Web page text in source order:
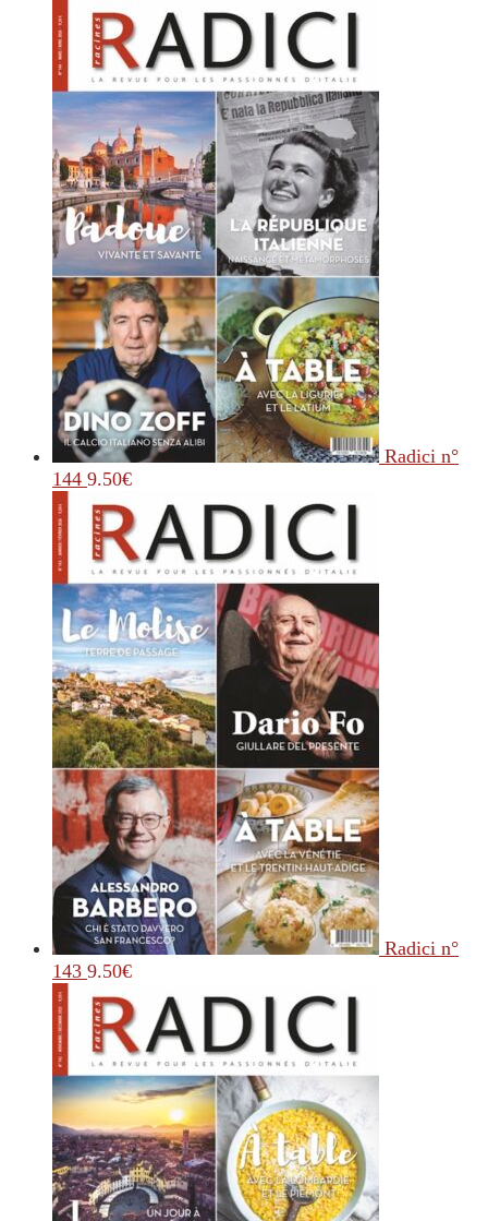
Radici n°
144 9.50€
Radici n°
143 9.50€